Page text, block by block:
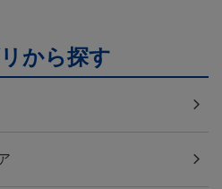
から探す